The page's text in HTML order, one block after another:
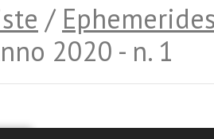
/
2020 - n. 1